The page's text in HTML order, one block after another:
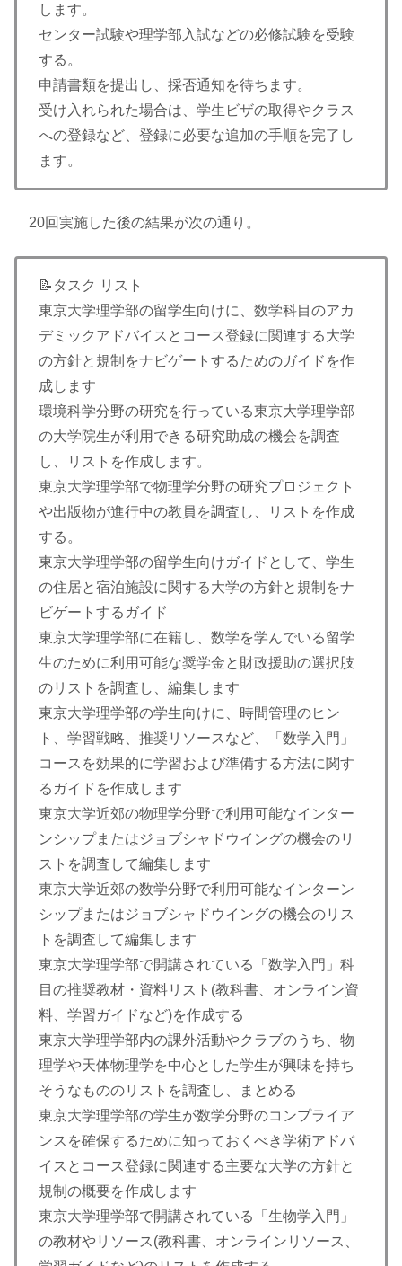
します。
センター試験や理学部入試などの必修試験を受験
する。
申請書類を提出し、採否通知を待ちます。
受け入れられた場合は、学生ビザの取得やクラス
への登録など、登録に必要な追加の手順を完了し
ます。
20回実施した後の結果が次の通り。
📝タスク リスト
東京大学理学部の留学生向けに、数学科目のアカ
デミックアドバイスとコース登録に関連する大学
の方針と規制をナビゲートするためのガイドを作
成します
環境科学分野の研究を行っている東京大学理学部
の大学院生が利用できる研究助成の機会を調査
し、リストを作成します。
東京大学理学部で物理学分野の研究プロジェクト
や出版物が進行中の教員を調査し、リストを作成
する。
東京大学理学部の留学生向けガイドとして、学生
の住居と宿泊施設に関する大学の方針と規制をナ
ビゲートするガイド
東京大学理学部に在籍し、数学を学んでいる留学
生のために利用可能な奨学金と財政援助の選択肢
のリストを調査し、編集します
東京大学理学部の学生向けに、時間管理のヒン
ト、学習戦略、推奨リソースなど、「数学入門」
コースを効果的に学習および準備する方法に関す
るガイドを作成します
東京大学近郊の物理学分野で利用可能なインター
ンシップまたはジョブシャドウイングの機会のリ
ストを調査して編集します
東京大学近郊の数学分野で利用可能なインターン
シップまたはジョブシャドウイングの機会のリス
トを調査して編集します
東京大学理学部で開講されている「数学入門」科
目の推奨教材・資料リスト(教科書、オンライン資
料、学習ガイドなど)を作成する
東京大学理学部内の課外活動やクラブのうち、物
理学や天体物理学を中心とした学生が興味を持ち
そうなもののリストを調査し、まとめる
東京大学理学部の学生が数学分野のコンプライア
ンスを確保するために知っておくべき学術アドバ
イスとコース登録に関連する主要な大学の方針と
規制の概要を作成します
東京大学理学部で開講されている「生物学入門」
の教材やリソース(教科書、オンラインリソース、